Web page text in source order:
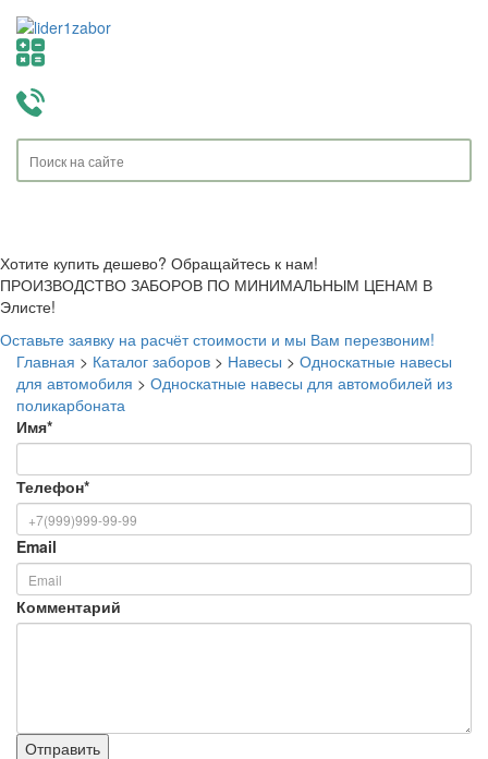
Хотите купить дешево? Обращайтесь к нам!
ПРОИЗВОДСТВО ЗАБОРОВ ПО МИНИМАЛЬНЫМ ЦЕНАМ В
Элисте!
Оставьте заявку на расчёт стоимости и мы Вам перезвоним!
Главная > Каталог заборов > Навесы > Односкатные навесы
для автомобиля > Односкатные навесы для автомобилей из
поликарбоната
Имя*
Телефон*
Email
Комментарий